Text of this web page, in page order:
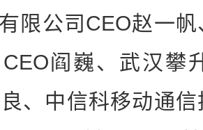
限公司CEO赵一
阎巍、武汉攀
、中信科移动通